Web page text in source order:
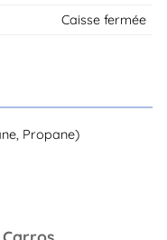
Caisse fermée
Propane)